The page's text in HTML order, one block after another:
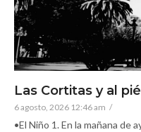
Las Cortitas y al
6 agosto, 2026 12:46 am /
•El Niño 1. En la mañana de